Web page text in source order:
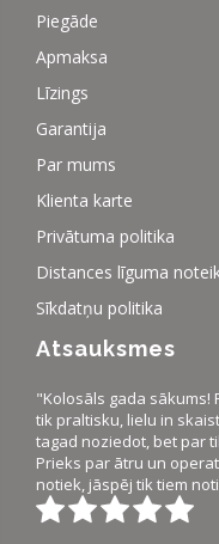
Piegāde
Apmaksa
Līzings
Garantija
Par mums
Klienta karte
Privātuma politika
Distances līguma
Sīkdatņu politika
Atsauksmes
"Kolosāls gada sākums!
tik praltisku, lielu in
tagad noziedot, bet par
Prieks par ātru un
notiek, jāspēj tik tiem